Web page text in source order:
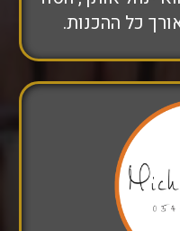
כל ההכנות.